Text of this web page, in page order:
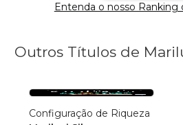
Entenda o nosso Ranking
Outros Títulos de
Configuração de Riqueza